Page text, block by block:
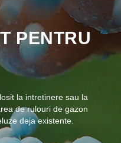
PENTRU
la intretinere sau la
de rulouri de gazon
deja existente.